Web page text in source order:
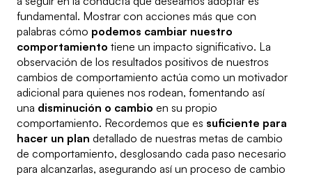
fundamental. Mostrar con acciones más que con
palabras cómo podemos cambiar nuestro
comportamiento tiene un impacto significativo. La
observación de los resultados positivos de nuestros
cambios de comportamiento actúa como un motivador
adicional para quienes nos rodean, fomentando así
una disminución o cambio en su propio
comportamiento. Recordemos que es suficiente para
hacer un plan detallado de nuestras metas de cambio
de comportamiento, desglosando cada paso necesario
para alcanzarlas, asegurando así un proceso de cambio